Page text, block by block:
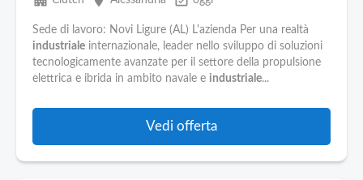
Sede di lavoro: Novi Ligure (AL) L'azienda Per una realtà
industriale internazionale, leader nello sviluppo di soluzioni
tecnologicamente avanzate per il settore della propulsione
elettrica e ibrida in ambito navale e industriale...
Vedi offerta